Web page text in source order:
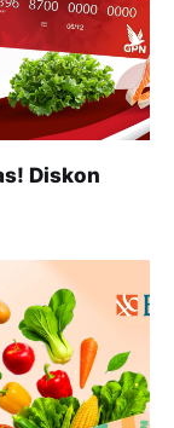
Diskon